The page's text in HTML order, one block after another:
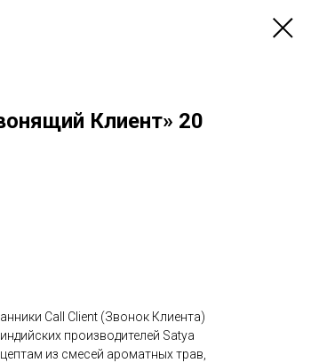
Клиент» 20
Call Client (Звонок Клиента)
производителей Satya
из смесей ароматных трав,